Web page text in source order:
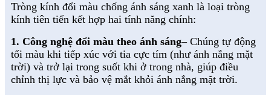
Tròng kính đổi màu chống ánh sáng xanh là loại tròng
kính tiên tiến kết hợp hai tính năng chính:
1. Công nghệ đổi màu theo ánh sáng– Chúng tự động
tối màu khi tiếp xúc với tia cực tím (như ánh nắng mặt
trời) và trở lại trong suốt khi ở trong nhà, giúp điều
chỉnh thị lực và bảo vệ mắt khỏi ánh nắng mặt trời.